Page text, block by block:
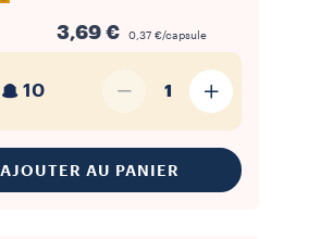
3,69 € 0,37 €/capsule
10 1
AJOUTER AU PANIER